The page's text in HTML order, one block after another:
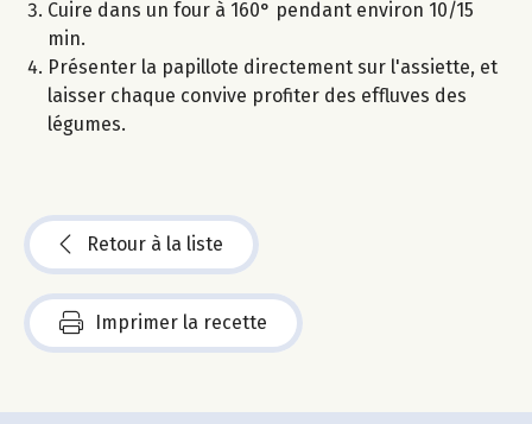
Cuire dans un four à 160° pendant environ 10/15
min.
Présenter la papillote directement sur l'assiette, et
laisser chaque convive profiter des effluves des
légumes.
Retour à la liste
Imprimer la recette